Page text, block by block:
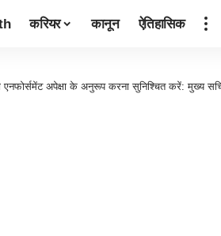
करियर कानून ऐतिहासिक
अपेक्षा के अनुरूप करना सुनिश्चित करें: मुख्य